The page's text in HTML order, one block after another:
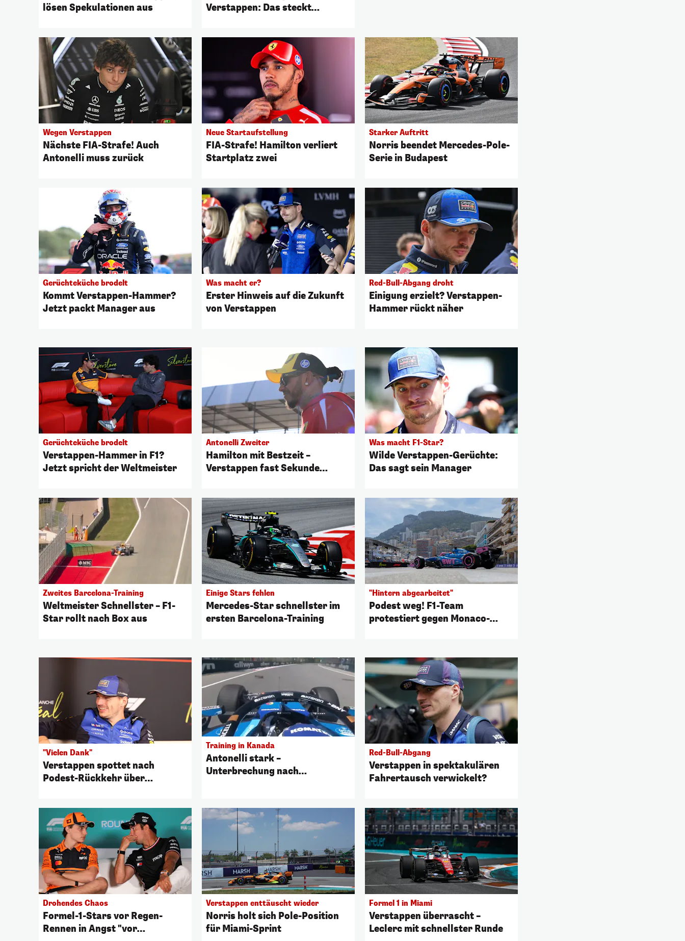
lösen Spekulationen aus
Verstappen: Das steckt
Wegen Verstappen
Nächste FIA-Strafe! Auch
Antonelli muss zurück
Neue Startaufstellung
FIA-Strafe! Hamilton verliert
Startplatz zwei
Starker Auftritt
Norris beendet Mercedes-Pole-
Serie in Budapest
Gerüchteküche brodelt
Kommt Verstappen-Hammer?
Jetzt packt Manager aus
Was macht er?
Erster Hinweis auf die Zukunft
von Verstappen
Red-Bull-Abgang droht
Einigung erzielt? Verstappen-
Hammer rückt näher
Gerüchteküche brodelt
Verstappen-Hammer in F1?
Jetzt spricht der Weltmeister
Antonelli Zweiter
Hamilton mit Bestzeit –
Verstappen fast Sekunde
Was macht F1-Star?
Wilde Verstappen-Gerüchte:
Das sagt sein Manager
Zweites Barcelona-Training
Weltmeister Schnellster – F1-
Star rollt nach Box aus
Einige Stars fehlen
Mercedes-Star schnellster im
ersten Barcelona-Training
"Hintern abgearbeitet"
Podest weg! F1-Team
protestiert gegen Monaco-
"Vielen Dank"
Verstappen spottet nach
Podest-Rückkehr über
Training in Kanada
Antonelli stark –
Unterbrechung nach
Red-Bull-Abgang
Verstappen in spektakulären
Fahrertausch verwickelt?
Drohendes Chaos
Formel-1-Stars vor Regen-
Rennen in Angst "vor
Verstappen enttäuscht wieder
Norris holt sich Pole-Position
für Miami-Sprint
Formel 1 in Miami
Verstappen überrascht –
Leclerc mit schnellster Runde